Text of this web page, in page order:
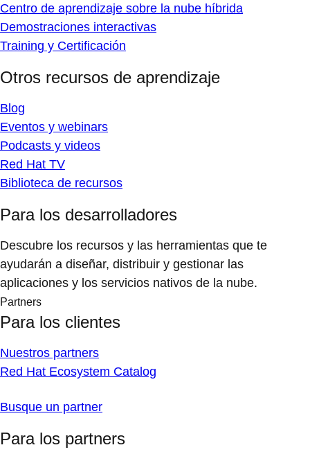
Centro de aprendizaje sobre la nube híbrida
Demostraciones interactivas
Training y Certificación
Otros recursos de aprendizaje
Blog
Eventos y webinars
Podcasts y videos
Red Hat TV
Biblioteca de recursos
Para los desarrolladores
Descubre los recursos y las herramientas que te
ayudarán a diseñar, distribuir y gestionar las
aplicaciones y los servicios nativos de la nube.
Partners
Para los clientes
Nuestros partners
Red Hat Ecosystem Catalog
Busque un partner
Para los partners